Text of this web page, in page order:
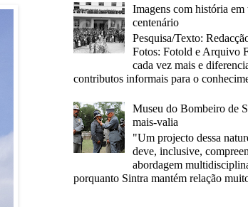
Imagens com história em
centenário
Pesquisa/Texto:
Fotos: Fotold e Arquivo
cada vez mais e
contributos informais para o
Museu do Bombeiro de
mais-valia
"Um projecto dessa
deve, inclusive,
abordagem
porquanto Sintra mantém relação